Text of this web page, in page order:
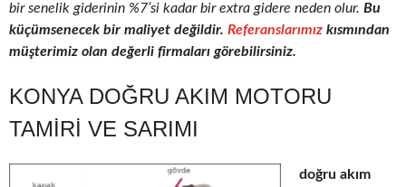
bir senelik giderinin %7’si kadar bir extra gidere neden olur. Bu
küçümsenecek bir maliyet değildir. Referanslarımız kısmından
müşterimiz olan değerli firmaları görebilirsiniz.
KONYA DOĞRU AKIM MOTORU
TAMIRI VE SARIMI
doğru akım